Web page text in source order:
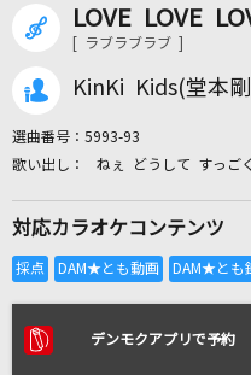
カ
カラ
全
リアルタイムで
LOVE LOVE
[ ラブラブラブ ]
KinKi Kids(堂本
選曲番号： 5993-93
ねぇ どうして すっご
対応カラオケコンテンツ
デンモクアプリで予約